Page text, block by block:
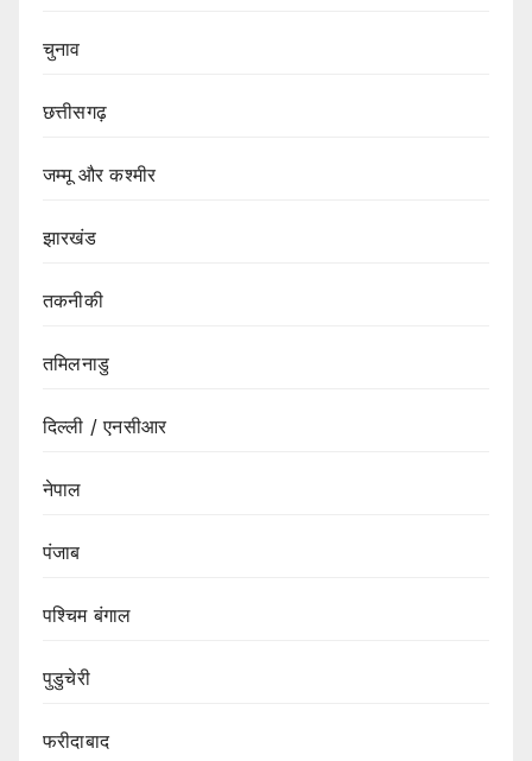
चुनाव
छत्तीसगढ़
जम्मू और कश्मीर
झारखंड
तकनीकी
तमिलनाडु
दिल्ली / एनसीआर
नेपाल
पंजाब
पश्चिम बंगाल
पुडुचेरी
फरीदाबाद